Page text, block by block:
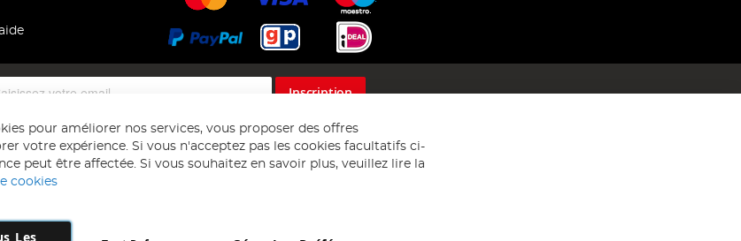
Inscription
pour améliorer nos services, vous proposer des offres
votre expérience. Si vous n'acceptez pas les cookies facultatifs ci-
peut être affectée. Si vous souhaitez en savoir plus, veuillez lire la
cookies
Les